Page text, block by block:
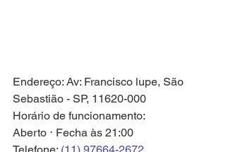
Endereço: Av: Francisco lupe, São
Sebastião - SP, 11620-000
Horário de funcionamento:
Aberto ⋅ Fecha às 21:00